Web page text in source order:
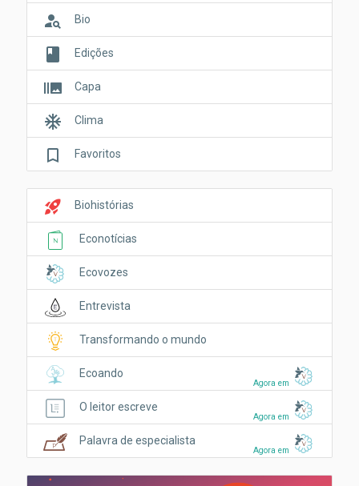
person_search Bio
book Edições
burst_mode Capa
ac_unit Clima
bookmark_border Favoritos
rocket_launch Biohistórias
Econotícias
Ecovozes
Entrevista
Transformando o mundo
Agora em
Ecoando
Agora em
O leitor escreve
Agora em
Palavra de especialista